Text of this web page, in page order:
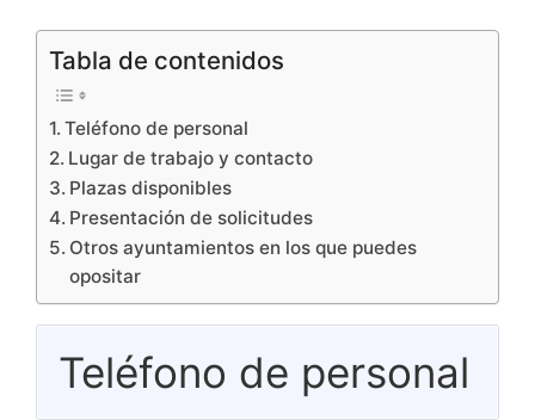
Tabla de contenidos
Teléfono de personal
Lugar de trabajo y contacto
Plazas disponibles
Presentación de solicitudes
Otros ayuntamientos en los que puedes
opositar
Teléfono de personal